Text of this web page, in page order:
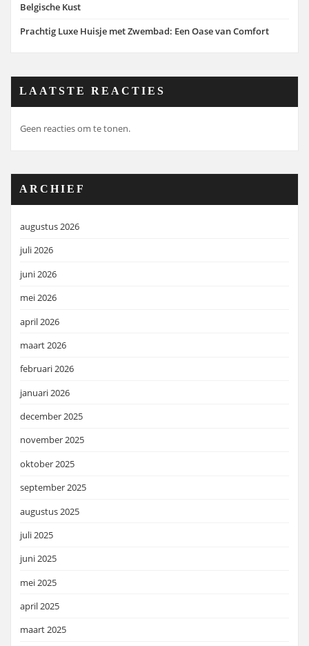
Belgische Kust
Prachtig Luxe Huisje met Zwembad: Een Oase van Comfort
LAATSTE REACTIES
Geen reacties om te tonen.
ARCHIEF
augustus 2026
juli 2026
juni 2026
mei 2026
april 2026
maart 2026
februari 2026
januari 2026
december 2025
november 2025
oktober 2025
september 2025
augustus 2025
juli 2025
juni 2025
mei 2025
april 2025
maart 2025